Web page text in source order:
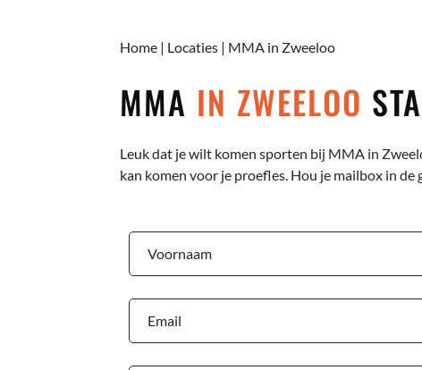
Home | Locaties | MMA in Zweeloo
MMA IN ZWEELOO
Leuk dat je wilt komen sporten bij MMA in
kan komen voor je proefles. Hou je mailbox in de